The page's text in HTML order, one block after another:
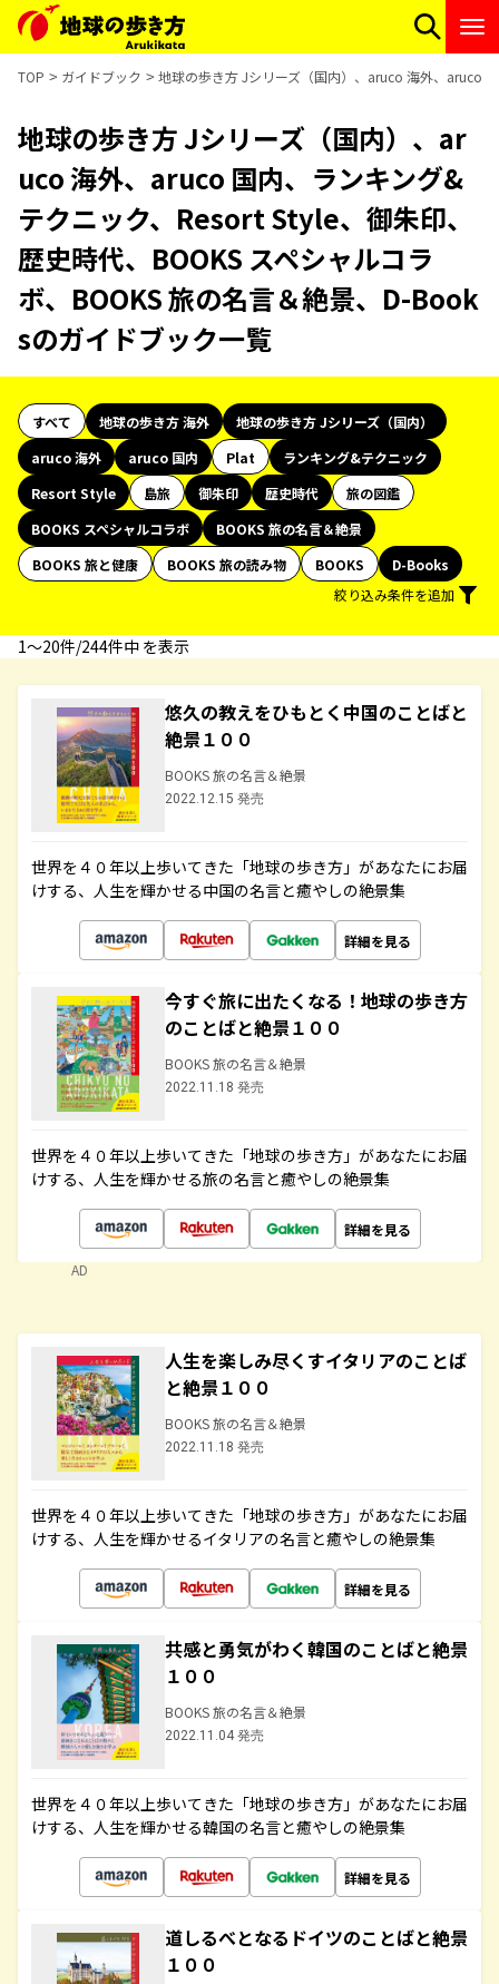
TOP ガイドブック 地球の歩き方 Jシリーズ（国内）、aruco 海外、aruco
地球の歩き方 Jシリーズ（国内）、ar
uco 海外、aruco 国内、ランキング&
テクニック、Resort Style、御朱印、
歴史時代、BOOKS スペシャルコラ
ボ、BOOKS 旅の名言＆絶景、D-Book
sのガイドブック一覧
すべて 地球の歩き方 海外
地球の歩き方 Jシリーズ（国内）
aruco 海外
aruco 国内 Plat
ランキング&テクニック
Resort Style
島旅 御朱印 歴史時代
旅の図鑑
BOOKS スペシャルコラボ
BOOKS 旅の名言＆絶景
BOOKS 旅と健康
BOOKS 旅の読み物 BOOKS
D-Books
絞り込み条件を追加
1〜20件/244件中 を表示
悠久の教えをひもとく中国のことばと
絶景１００
BOOKS 旅の名言＆絶景
2022.12.15 発売
世界を４０年以上歩いてきた「地球の歩き方」があなたにお届
けする、人生を輝かせる中国の名言と癒やしの絶景集
詳細を見る
今すぐ旅に出たくなる！地球の歩き方
のことばと絶景１００
BOOKS 旅の名言＆絶景
2022.11.18 発売
世界を４０年以上歩いてきた「地球の歩き方」があなたにお届
けする、人生を輝かせる旅の名言と癒やしの絶景集
詳細を見る
AD
人生を楽しみ尽くすイタリアのことば
と絶景１００
BOOKS 旅の名言＆絶景
2022.11.18 発売
世界を４０年以上歩いてきた「地球の歩き方」があなたにお届
けする、人生を輝かせるイタリアの名言と癒やしの絶景集
詳細を見る
共感と勇気がわく韓国のことばと絶景
１００
BOOKS 旅の名言＆絶景
2022.11.04 発売
世界を４０年以上歩いてきた「地球の歩き方」があなたにお届
けする、人生を輝かせる韓国の名言と癒やしの絶景集
詳細を見る
道しるべとなるドイツのことばと絶景
１００